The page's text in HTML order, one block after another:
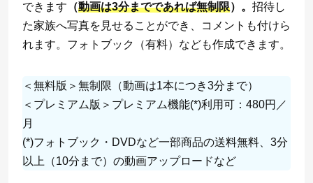
できます （動画は3分までであれば無制限）。 招待し
た家族へ写真を見せることができ、コメントも付けら
れます。フォトブック（有料）なども作成できます。
＜無料版＞無制限（動画は1本につき3分まで）
＜プレミアム版＞プレミアム機能(*)利用可：480円／
月
(*)フォトブック・DVDなど一部商品の送料無料、3分
以上（10分まで）の動画アップロードなど